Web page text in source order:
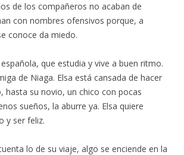
de los compañeros no acaban de
con nombres ofensivos porque, a
conoce da miedo.
que estudia y vive a buen ritmo.
de Niaga. Elsa está cansada de hacer
hasta su novio, un chico con pocas
sueños, la aburre ya. Elsa quiere
y ser feliz.
lo de su viaje, algo se enciende en la